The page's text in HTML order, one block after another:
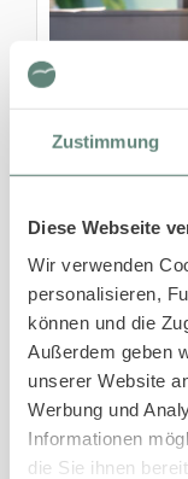
Zustimmung
Diese Webseite
Wir verwenden
personalisieren,
können und die
Außerdem geben
unserer Website
Werbung und
Informationen
die Sie ihnen
Bürohund